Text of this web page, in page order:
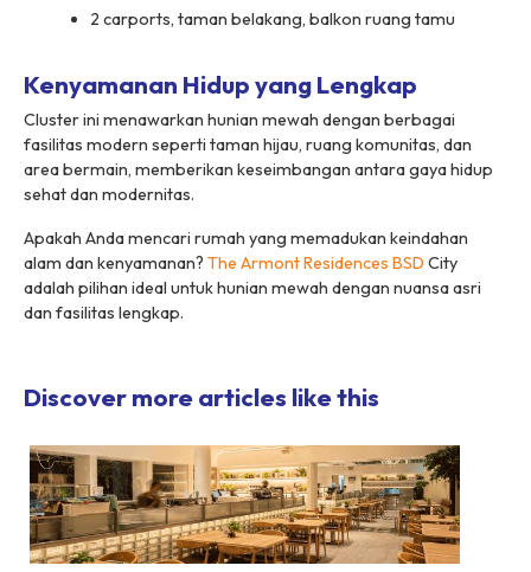
2 carports, taman belakang, balkon ruang tamu
Kenyamanan Hidup yang Lengkap
Cluster ini menawarkan hunian mewah dengan berbagai
fasilitas modern seperti taman hijau, ruang komunitas, dan
area bermain, memberikan keseimbangan antara gaya hidup
sehat dan modernitas.
Apakah Anda mencari rumah yang memadukan keindahan
alam dan kenyamanan? The Armont Residences BSD City
adalah pilihan ideal untuk hunian mewah dengan nuansa asri
dan fasilitas lengkap.
Discover more articles like this